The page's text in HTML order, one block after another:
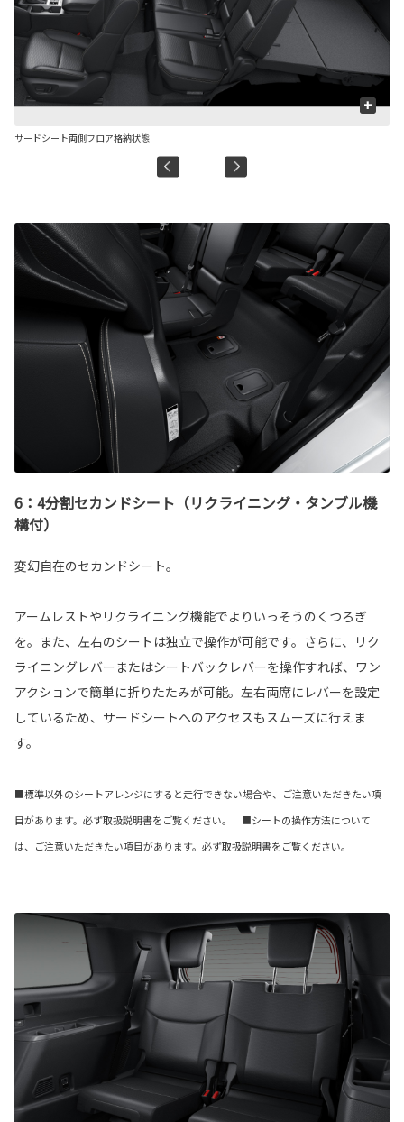
+
サードシート両側フロア格納状態
6：4分割セカンドシート（リクライニング・タンブル機
構付）
変幻自在のセカンドシート。
アームレストやリクライニング機能でよりいっそうのくつろぎ
を。また、左右のシートは独立で操作が可能です。さらに、リク
ライニングレバーまたはシートバックレバーを操作すれば、ワン
アクションで簡単に折りたたみが可能。左右両席にレバーを設定
しているため、サードシートへのアクセスもスムーズに行えま
す。
■標準以外のシートアレンジにすると走行できない場合や、ご注意いただきたい項
目があります。必ず取扱説明書をご覧ください。 ■シートの操作方法について
は、ご注意いただきたい項目があります。必ず取扱説明書をご覧ください。